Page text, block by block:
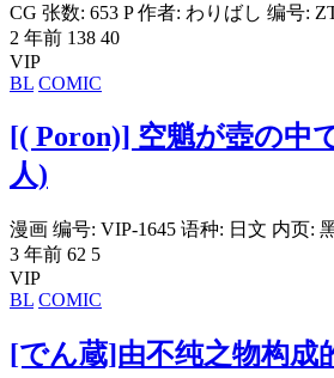
CG 张数: 653 P 作者: わりばし 编号:
2 年前 138 40
VIP
BL COMIC
[( Poron)] 空魈が壺の中
人)
漫画 编号: VIP-1645 语种: 日文 内页:
3 年前 62 5
VIP
BL COMIC
[でん蔵]由不纯之物构成